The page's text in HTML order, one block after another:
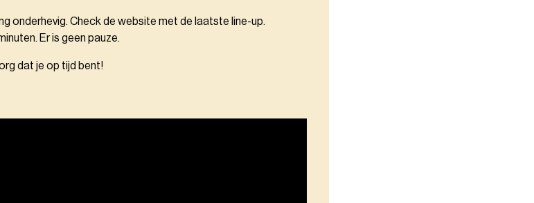
onderhevig. Check de website met de laatste line-up.
Er is geen pauze.
dat je op tijd bent!